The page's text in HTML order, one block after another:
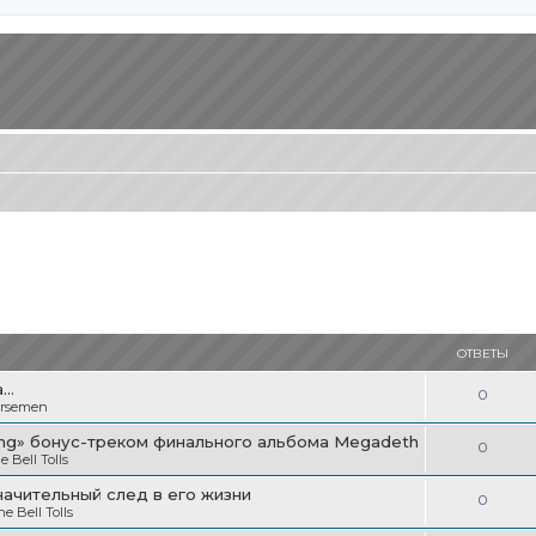
ОТВЕТЫ
0О
т
в
бонус-треком финального альбома Megadeth
Bell Tolls
0О
т
в
след в его жизни
Bell Tolls
0О
т